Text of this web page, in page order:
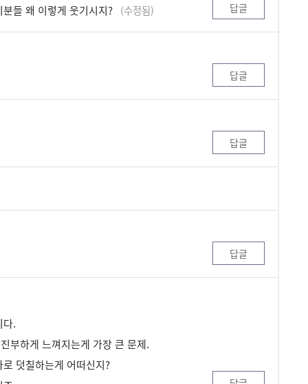
들 왜 이렇게 웃기시지? (수정됨) 답글
답글
답글
답글
다.
부하게 느껴지는게 가장 큰 문제.
덧칠하는게 어떠신지?